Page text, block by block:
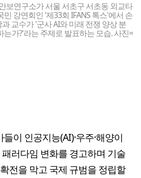
보연구소가 서울 서초구 서초동 외교타
강연회인 '제33회 IFANS 톡스'에서 손
교수가 '군사 AI와 미래 전쟁 양상 분
가?'라는 주제로 발표하는 모습. 사진=
들이 인공지능(AI)·우주·해양이
러다임 변화를 경고하며 기술
전을 막고 국제 규범을 정립할